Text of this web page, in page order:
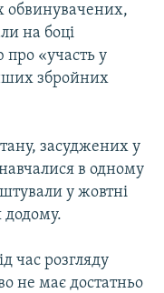
обвинувачених,
на боці
про «участь у
збройних
засуджених у
в одному
у жовтні
додому.
час розгляду
не має достатньо